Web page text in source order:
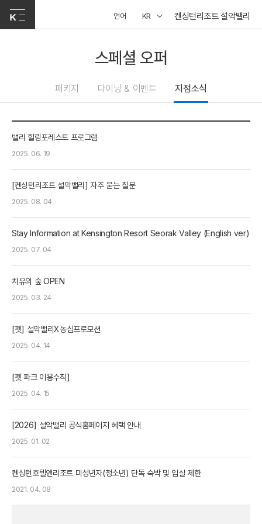
언어 KR 켄싱턴리조트 설악밸리
스페셜 오퍼
패키지 다이닝 & 이벤트 지점소식
밸리 힐링포레스트 프로그램
2025. 06. 19
[켄싱턴리조트 설악밸리] 자주 묻는 질문
2025. 08. 04
Stay Information at Kensington Resort Seorak Valley (English ver)
2025. 07. 04
치유의 숲 OPEN
2025. 03. 24
[펫] 설악밸리X농심프로모션
2025. 04. 14
[펫 파크 이용수칙]
2025. 04. 15
[2026] 설악밸리 공식홈페이지 혜택 안내
2025. 01. 02
켄싱턴호텔앤리조트 미성년자(청소년) 단독 숙박 및 입실 제한
2021. 04. 08